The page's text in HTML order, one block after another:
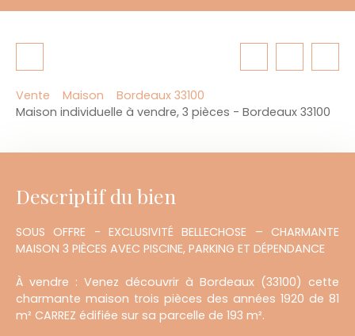
Vente Maison
Bordeaux 33100
Maison individuelle à vendre, 3 pièces - Bordeaux 33100
Descriptif du bien
SOUS OFFRE - EXCLUSIVITÉ BELLECHOSE – CHARMANTE
MAISON 3 PIÈCES AVEC PISCINE, PARKING ET DÉPENDANCE
À vendre : Venez découvrir à Bordeaux (33100) cette
charmante maison trois pièces des années 1920 de 81
m² CARREZ édifiée sur sa parcelle de 193 m².